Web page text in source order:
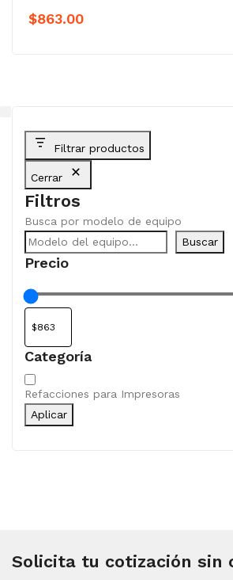
$863.00
Filtrar productos
Cerrar
Filtros
Busca por modelo de equipo
Buscar
Precio
Categoría
Categoría
Refacciones para Impresoras
Aplicar
Solicita tu cotización sin